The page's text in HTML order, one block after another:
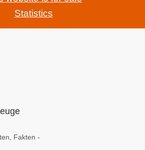
Statistics
Fakten -